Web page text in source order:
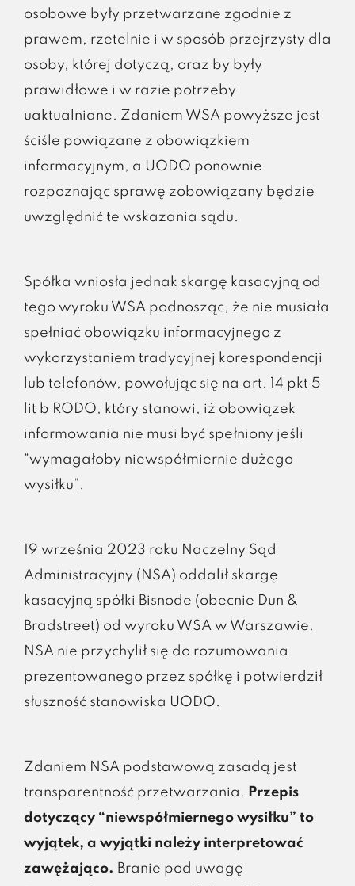
osobowe były przetwarzane zgodnie z
prawem, rzetelnie i w sposób przejrzysty dla
osoby, której dotyczą, oraz by były
prawidłowe i w razie potrzeby
uaktualniane. Zdaniem WSA powyższe jest
ściśle powiązane z obowiązkiem
informacyjnym, a UODO ponownie
rozpoznając sprawę zobowiązany będzie
uwzględnić te wskazania sądu.
Spółka wniosła jednak skargę kasacyjną od
tego wyroku WSA podnosząc, że nie musiała
spełniać obowiązku informacyjnego z
wykorzystaniem tradycyjnej korespondencji
lub telefonów, powołując się na art. 14 pkt 5
lit b RODO, który stanowi, iż obowiązek
informowania nie musi być spełniony jeśli
“wymagałoby niewspółmiernie dużego
wysiłku”.
19 września 2023 roku Naczelny Sąd
Administracyjny (NSA) oddalił skargę
kasacyjną spółki Bisnode (obecnie Dun &
Bradstreet) od wyroku WSA w Warszawie.
NSA nie przychylił się do rozumowania
prezentowanego przez spółkę i potwierdził
słuszność stanowiska UODO.
Zdaniem NSA podstawową zasadą jest
transparentność przetwarzania. Przepis
dotyczący “niewspółmiernego wysiłku” to
wyjątek, a wyjątki należy interpretować
zawężająco. Branie pod uwagę